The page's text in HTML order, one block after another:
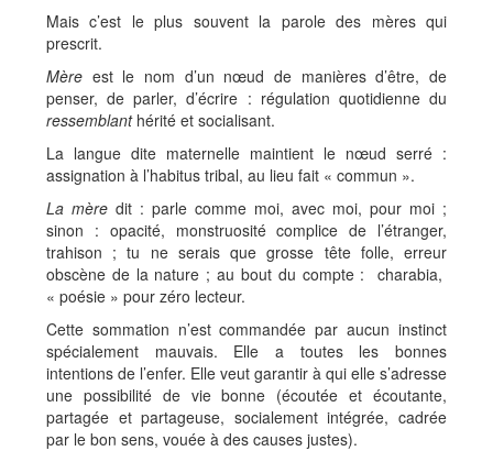
Mais c’est le plus souvent la parole des mères qui
prescrit.
Mère est le nom d’un nœud de manières d’être, de
penser, de parler, d’écrire : régulation quotidienne du
ressemblanthérité et socialisant.
La langue dite maternelle maintient le nœud serré :
assignation à l’habitus tribal, au lieu fait « commun ».
La mère dit : parle comme moi, avec moi, pour moi ;
sinon : opacité, monstruosité complice de l’étranger,
trahison ; tu ne serais que grosse tête folle, erreur
obscène de la nature ; au bout du compte : charabia,
« poésie » pour zéro lecteur.
Cette sommation n’est commandée par aucun instinct
spécialement mauvais. Elle a toutes les bonnes
intentions de l’enfer. Elle veut garantir à qui elle s’adresse
une possibilité de vie bonne (écoutée et écoutante,
partagée et partageuse, socialement intégrée, cadrée
par le bon sens, vouée à des causes justes).